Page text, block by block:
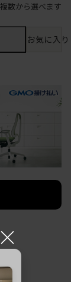
数から選べます
お気に入
×